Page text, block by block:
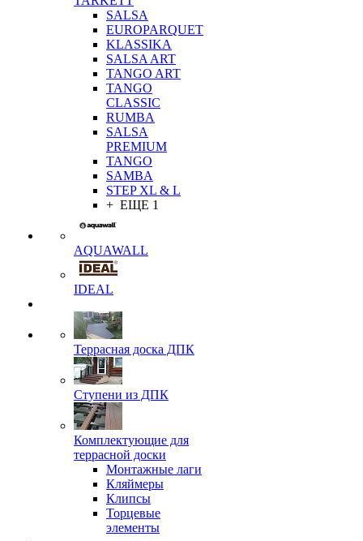
SALSA
EUROPARQUET
KLASSIKA
SALSA ART
TANGO ART
TANGO
CLASSIC
RUMBA
SALSA
PREMIUM
TANGO
SAMBA
STEP XL & L
+ ЕЩЕ 1
AQUAWALL
IDEAL
Террасная доска ДПК
Ступени из ДПК
Комплектующие для
террасной доски
Монтажные лаги
Кляймеры
Клипсы
Торцевые
элементы